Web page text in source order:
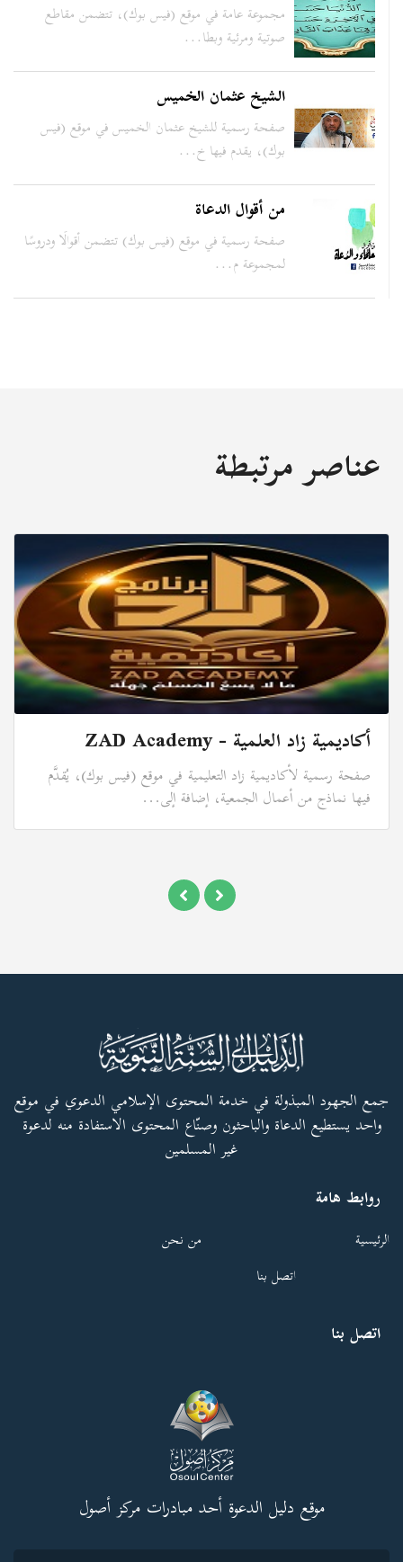
مجموعة عامة في موقع (فيس بوك)، تتضمن مقاطع
صوتية ومرئية وبطا...
الشيخ عثمان الخميس
صفحة رسمية للشيخ عثمان الخميس في موقع (فيس
بوك)، يقدم فيها خ...
من أقوال الدعاة
صفحة رسمية في موقع (فيس بوك) تتضمن أقوالًا ودروسًا
لمجموعة م...
عناصر مرتبطة
أكاديمية زاد العلمية - ZAD Academy
صفحة رسمية لأكاديمية زاد التعليمية في موقع (فيس بوك)، يُقدَّم
فيها نماذج من أعمال الجمعية، إضافة إلى...
جمع الجهود المبذولة في خدمة المحتوى الإسلامي الدعوي في موقع
واحد يستطيع الدعاة والباحثون وصنّاع المحتوى الاستفادة منه لدعوة
غير المسلمين
روابط هامة
الرئيسية
من نحن
اتصل بنا
اتصل بنا
موقع دليل الدعوة أحد مبادرات مركز أصول